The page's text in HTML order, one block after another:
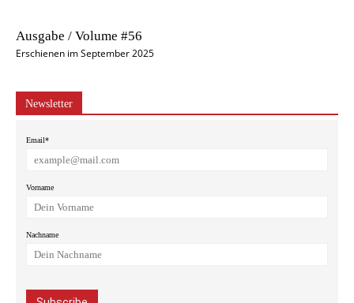
Ausgabe / Volume #56
Erschienen im September 2025
Newsletter
Email*
Vorname
Nachname